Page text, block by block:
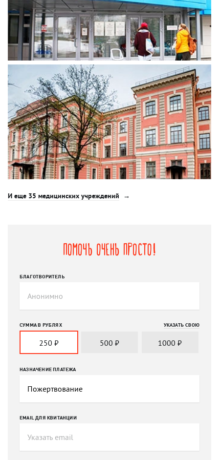
И еще 35 медицинских учреждений
Помочь очень просто!
БЛАГОТВОРИТЕЛЬ
СУММА В РУБЛЯХ
250 ₽ 500 ₽ 1000₽
УКАЗАТЬ СВОЮ
НАЗНАЧЕНИЕ ПЛАТЕЖА
EMAIL ДЛЯ КВИТАНЦИИ